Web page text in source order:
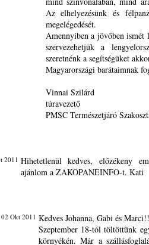
Az elhelyezésünk és
megelégedését.
Amennyiben a jövőben ismét
szervezehetjük a
szeretnénk a segítségüket
Magyarországi barátaimnak
Vinnai Szilárd
túravezető
PMSC Természetjáró
2011 Hihetetlenül kedves, előzékeny
ajánlom a ZAKOPANEINFO-t. Kati
Okt 2011 Kedves Johanna, Gabi és Marci!!
Szeptember 18-tól töltöttünk
környékén. Már a